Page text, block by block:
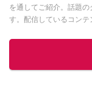
を通してご紹介。話題
す。配信しているコン
ニュースでフォロー